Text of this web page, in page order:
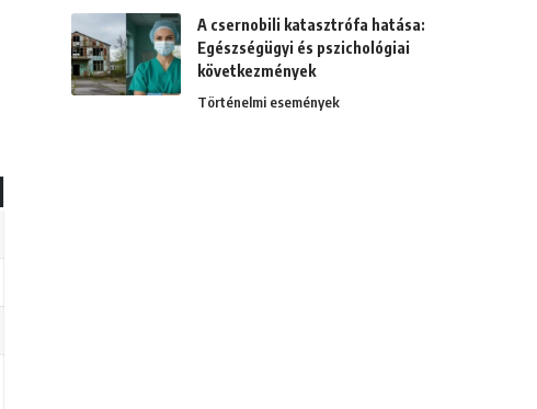
A csernobili katasztrófa hatása:
Egészségügyi és pszichológiai
következmények
Történelmi események